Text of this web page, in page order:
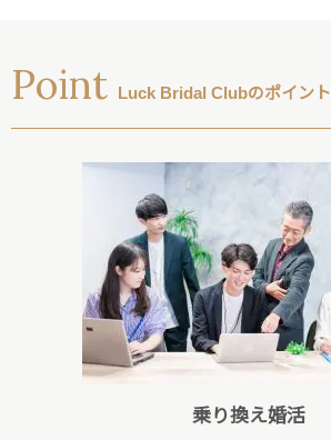
Point Luck Bridal Clubのポイント
乗り換え婚活